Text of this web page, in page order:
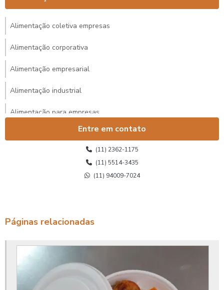
Alimentação coletiva empresas
Alimentação corporativa
Alimentação empresarial
Alimentação industrial
Alimentação para empresas
Alimentação para eventos corporativos
Alimentação para eventos corporativos sp
Alimentação para funcionários
Alimentação terceirizada
Alimentos para empresas
Alimentos transportados
Entre em contato
(11) 2362-1175
(11) 5514-3435
(11) 94009-7024
Páginas relacionadas